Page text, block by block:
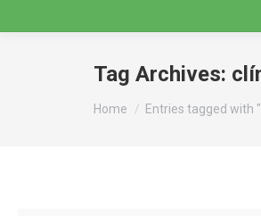
Tag Archives:
You are here:
Home Entries tagged with